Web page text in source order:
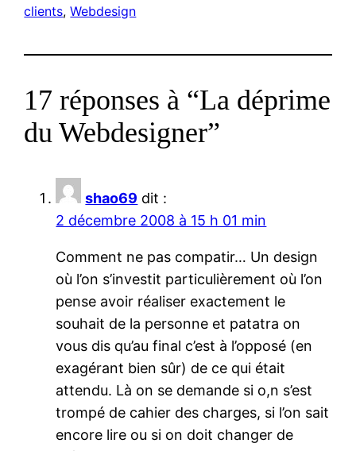
clients, Webdesign
17 réponses à “La déprime
du Webdesigner”
shao69 dit :
2 décembre 2008 à 15 h 01 min
Comment ne pas compatir… Un design
où l’on s’investit particulièrement où l’on
pense avoir réaliser exactement le
souhait de la personne et patatra on
vous dis qu’au final c’est à l’opposé (en
exagérant bien sûr) de ce qui était
attendu. Là on se demande si o,n s’est
trompé de cahier des charges, si l’on sait
encore lire ou si on doit changer de